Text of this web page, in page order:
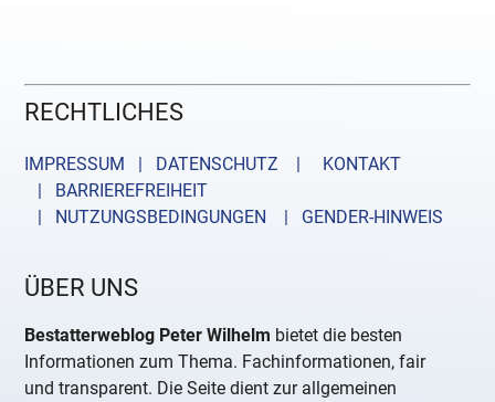
RECHTLICHES
IMPRESSUM | DATENSCHUTZ |
KONTAKT
| BARRIEREFREIHEIT
| NUTZUNGSBEDINGUNGEN
| GENDER-HINWEIS
ÜBER UNS
Bestatterweblog Peter Wilhelm bietet die besten
Informationen zum Thema. Fachinformationen, fair
und transparent. Die Seite dient zur allgemeinen